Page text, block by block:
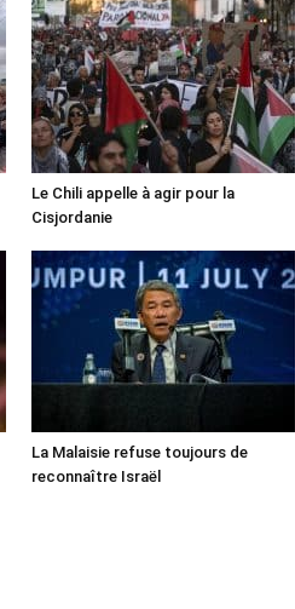
Le Chili appelle à agir pour la
Cisjordanie
La Malaisie refuse toujours de
reconnaître Israël